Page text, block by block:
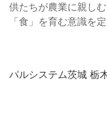
供たちが農業に親し
「食」を育む意識を
パルシステム茨城 栃